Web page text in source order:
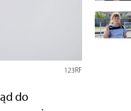
123RF
do